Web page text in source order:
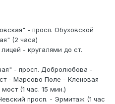
- просп. Обуховской
(2 часа)
- кругалями до ст.
- просп. Добролюбова -
- Марсово Поле - Кленовая
(1 час. 15 мин.)
просп. - Эрмитаж (1 час